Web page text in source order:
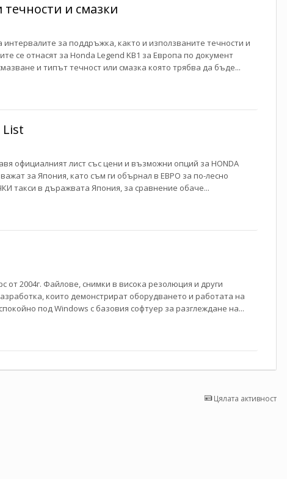
и смазки
за поддръжка, както и използваните течности и
се отнасят за Honda Legend KB1 за Европа по документ
и типът течност или смазка която трябва да бъде...
List
официалният лист със цени и възможни опций за HONDA
за Япония, като съм ги обърнал в ЕВРО за по-лесно
такси в дъражвата Япония, за сравнение обаче...
2004г. Файлове, снимки в висока резолюция и други
които демонстрират оборудването и работата на
под Windows с базовия софтуер за разглеждане на...
Цялата активност